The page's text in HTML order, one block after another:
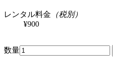
レンタル料金 （税別）
¥900
数量